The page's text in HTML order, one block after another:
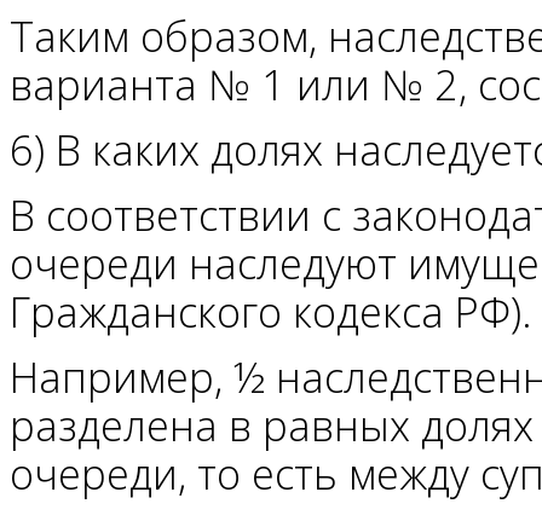
Таким образом,
варианта № 1 или № 2,
6) В каких долях
В соответствии с
очереди наследуют
Гражданского кодекса РФ).
Например, ½
разделена в равных
очереди, то есть между